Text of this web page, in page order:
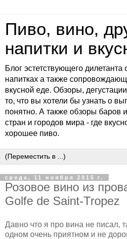
Пиво, вино,
напитки и
Блог эстетствующего дилетанта
напитках а также
вкусной еде. Обзоры,
то, что вы хотели бы узнать о
понятно. А также обзоры баров
стран и городов мира - где
хорошее пиво.
среда, 11 ноября 2015 г.
Розовое вино из
Golfe de Saint-Tropez
Давно что я про вина не писал,
одном очень приятном и не